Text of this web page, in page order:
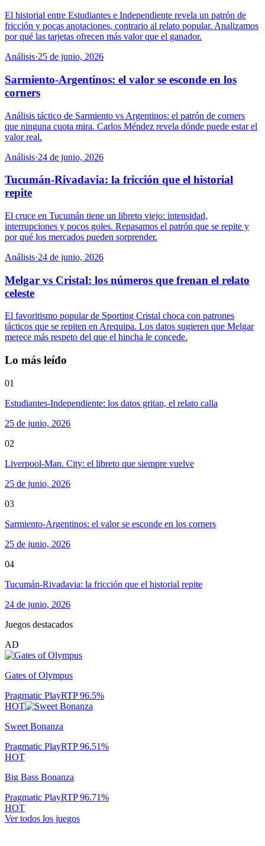
El historial entre Estudiantes e Independiente revela un patrón de
fricción y pocas anotaciones, contrario al relato popular. Analizamos
por qué las tarjetas ofrecen más valor que el ganador.
Análisis·25 de junio, 2026
Sarmiento-Argentinos: el valor se esconde en los
corners
Análisis táctico de Sarmiento vs Argentinos: el patrón de corners
que ninguna cuota mira. Carlos Méndez revela dónde puede estar el
valor real.
Análisis·24 de junio, 2026
Tucumán-Rivadavia: la fricción que el historial
repite
El cruce en Tucumán tiene un libreto viejo: intensidad,
interrupciones y pocos goles. Repasamos el patrón que se repite y
por qué los mercados pueden sorprender.
Análisis·24 de junio, 2026
Melgar vs Cristal: los números que frenan el relato
celeste
El favoritismo popular de Sporting Cristal choca con patrones
tácticos que se repiten en Arequipa. Los datos sugieren que Melgar
merece más respeto del que el hincha le concede.
Lo más leído
01
Estudiantes-Independiente: los datos gritan, el relato calla
25 de junio, 2026
02
Liverpool-Man. City: el libreto que siempre vuelve
25 de junio, 2026
03
Sarmiento-Argentinos: el valor se esconde en los corners
25 de junio, 2026
04
Tucumán-Rivadavia: la fricción que el historial repite
24 de junio, 2026
Juegos destacados
AD
Gates of Olympus
Pragmatic PlayRTP96.5%
HOT
Sweet Bonanza
Pragmatic PlayRTP96.51%
HOT
Big Bass Bonanza
Pragmatic PlayRTP96.71%
HOT
Ver todos los juegos